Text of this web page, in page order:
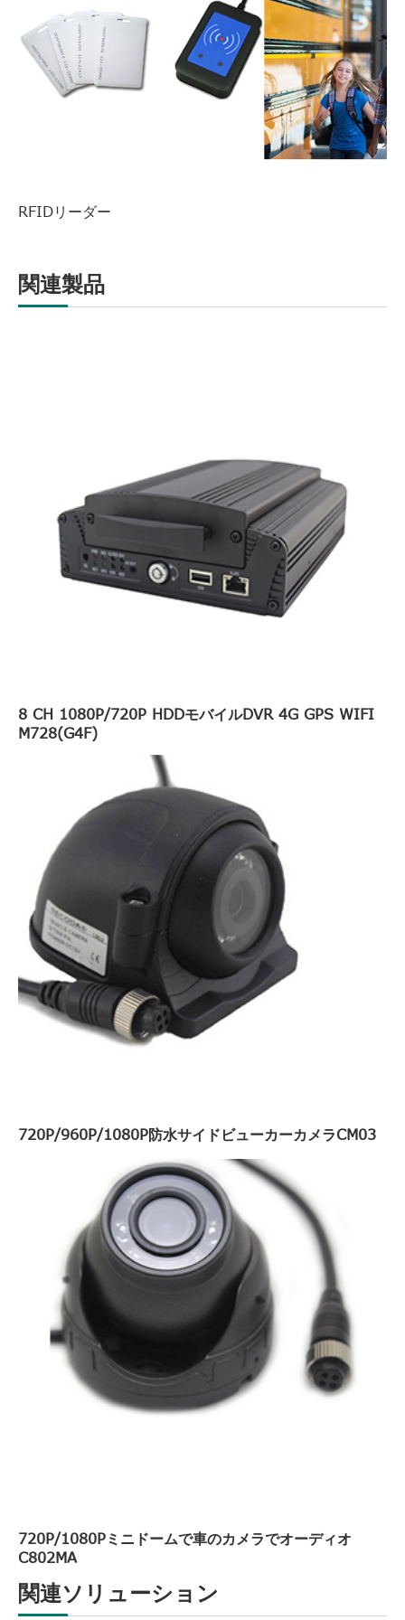
RFIDリーダー
関連製品
8 CH 1080P/720P HDDモバイルDVR 4G GPS WIFI
M728(G4F)
720P/960P/1080P防水サイドビューカーカメラCM03
720P/1080Pミニドームで車のカメラでオーディオ
C802MA
関連ソリューション